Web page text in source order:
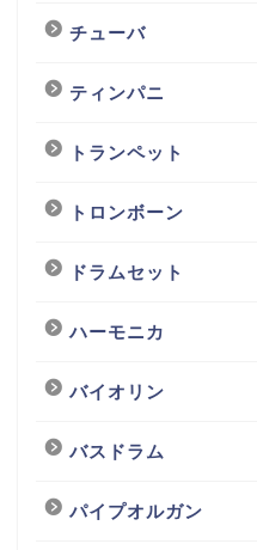
チューバ
ティンパニ
トランペット
トロンボーン
ドラムセット
ハーモニカ
バイオリン
バスドラム
パイプオルガン